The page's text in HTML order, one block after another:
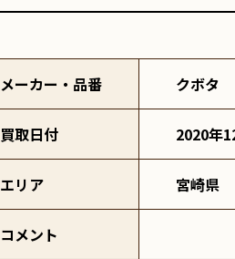
メーカー・品番 クボタ
買取日付 2020年
エリア 宮崎県
コメント